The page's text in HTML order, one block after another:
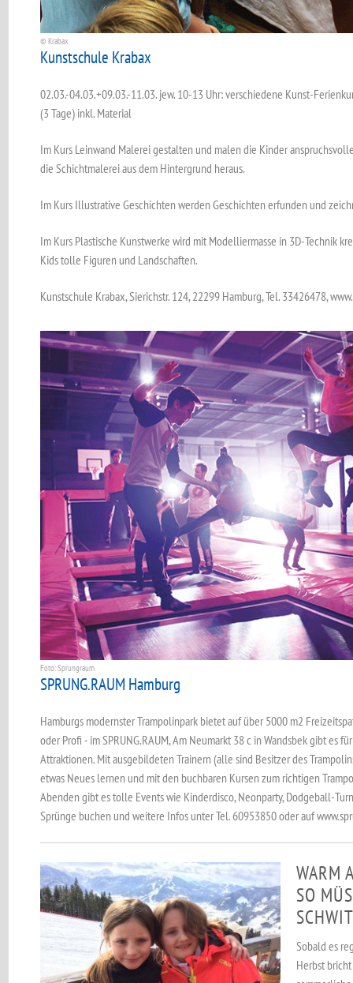
© Krabax
Kunstschule Krabax
02.03.-04.03.+09.03.-11.03. jew. 10-13 Uhr: verschiedene Kunst-
(3 Tage) inkl. Material
Im Kurs Leinwand Malerei gestalten und malen die Kinder
die Schichtmalerei aus dem Hintergrund heraus.
Im Kurs Illustrative Geschichten werden Geschichten erfunden und
Im Kurs Plastische Kunstwerke wird mit Modelliermasse in 3D-Technik
Kids tolle Figuren und Landschaften.
Kunstschule Krabax, Sierichstr. 124, 22299 Hamburg, Tel. 33426478,
Foto: Sprungraum
SPRUNG.RAUM Hamburg
Hamburgs modernster Trampolinpark bietet auf über 5000 m2
oder Profi - im SPRUNG.RAUM, Am Neumarkt 38 c in Wandsbek gibt es
Attraktionen. Mit ausgebildeten Trainern (alle sind Besitzer des
etwas Neues lernen und mit den buchbaren Kursen zum richtigen
Abenden gibt es tolle Events wie Kinderdisco, Neonparty, Dodgeball-
Sprünge buchen und weitere Infos unter Tel. 60953850 oder auf
WARM
SO
Sobald es
Herbst